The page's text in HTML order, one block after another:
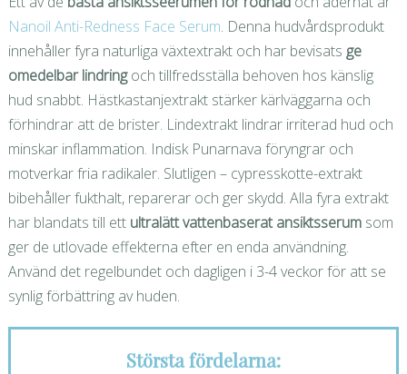
Nanoil Anti-Redness Face Serum. Denna hudvårdsprodukt
innehåller fyra naturliga växtextrakt och har bevisats ge
omedelbar lindringoch tillfredsställa behoven hos känslig
hud snabbt. Hästkastanjextrakt stärker kärlväggarna och
förhindrar att de brister. Lindextrakt lindrar irriterad hud och
minskar inflammation. Indisk Punarnava föryngrar och
motverkar fria radikaler. Slutligen – cypresskotte-extrakt
bibehåller fukthalt, reparerar och ger skydd. Alla fyra extrakt
har blandats till ett ultralätt vattenbaserat ansiktsserum som
ger de utlovade effekterna efter en enda användning.
Använd det regelbundet och dagligen i 3-4 veckor för att se
synlig förbättring av huden.
Största fördelarna: